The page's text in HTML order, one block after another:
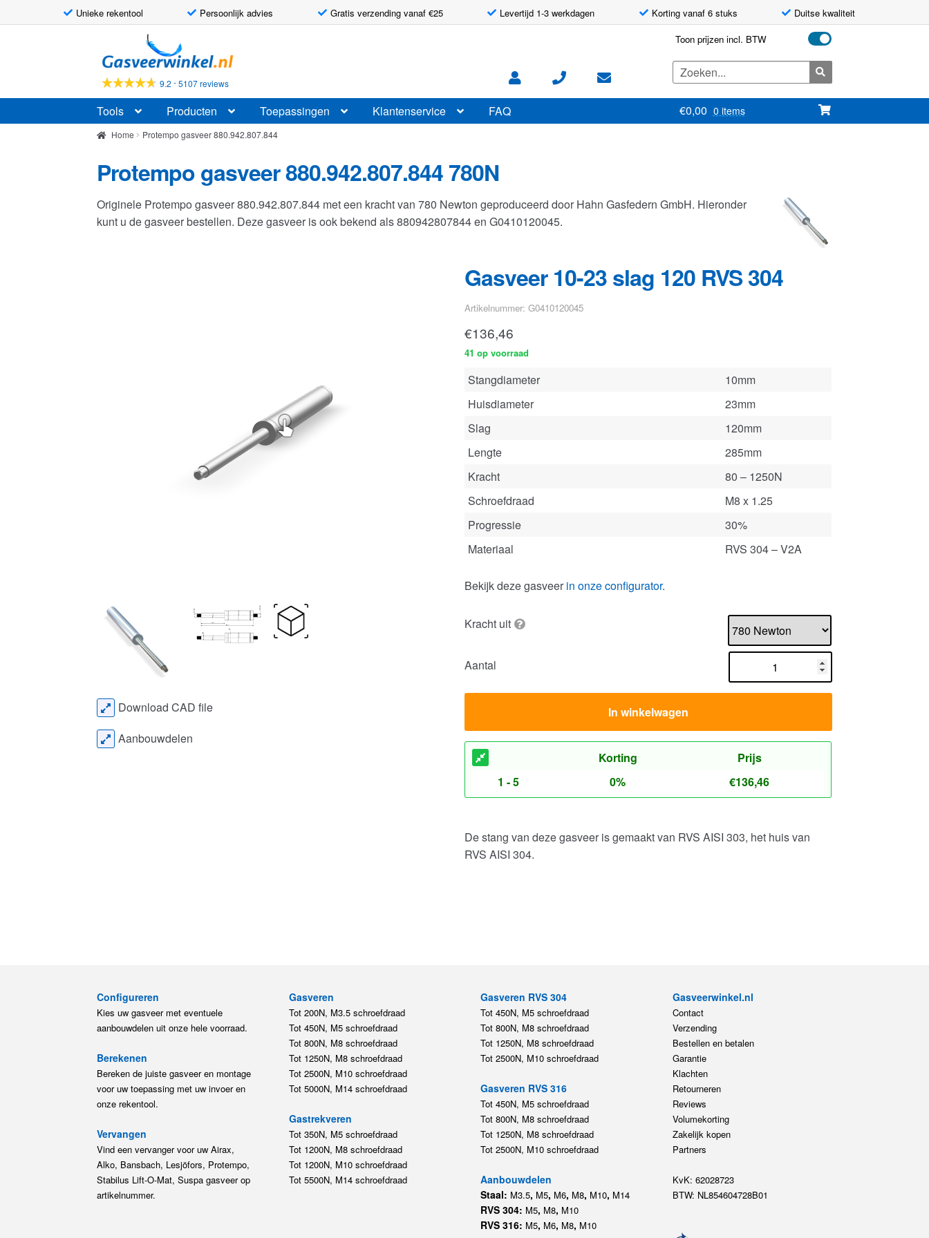
Unieke rekentool Persoonlijk advies Gratis verzending vanaf €25 Levertijd 1-3 werkdagen Korting vanaf 6 stuks Duitse kwaliteit
door
naar
navigatie
naar
de
inhoud
9.2 -5107 reviews
Toon prijzen incl. BTW
Zoeken
naar:
Tools Producten Toepassingen Klantenservice FAQ €0,00 0 items
Home Protempo gasveer 880.942.807.844
Protempo gasveer 880.942.807.844 780N
Originele Protempo gasveer 880.942.807.844 met een kracht van 780 Newton geproduceerd door Hahn Gasfedern GmbH. Hieronder
kunt u de gasveer bestellen. Deze gasveer is ook bekend als 880942807844 en G0410120045.
Gasveer 10-23 slag 120 RVS 304
Artikelnummer: G0410120045
€136,46
41 op voorraad
Stangdiameter
10mm
Huisdiameter
23mm
Slag
120mm
Lengte
285mm
Kracht
80 – 1250N
Schroefdraad
M8 x 1.25
Progressie
30%
Materiaal
RVS 304 – V2A
Bekijk deze gasveer in onze configurator.
Kracht uit
Aantal
In winkelwagen
Korting
Prijs
1 - 5
0% €136,46
De stang van deze gasveer is gemaakt van RVS AISI 303, het huis van
RVS AISI 304.
Download CAD file
Aanbouwdelen
Configureren
Kies uw gasveer met eventuele
aanbouwdelen uit onze hele voorraad.
Berekenen
Bereken de juiste gasveer en montage
voor uw toepassing met uw invoer en
onze rekentool.
Vervangen
Vind een vervanger voor uw Airax,
Alko, Bansbach, Lesjöfors, Protempo,
Stabilus Lift-O-Mat, Suspa gasveer op
artikelnummer.
Gasveren
Tot 200N, M3.5 schroefdraad
Tot 450N, M5 schroefdraad
Tot 800N, M8 schroefdraad
Tot 1250N, M8 schroefdraad
Tot 2500N, M10 schroefdraad
Tot 5000N, M14 schroefdraad
Gastrekveren
Tot 350N, M5 schroefdraad
Tot 1200N, M8 schroefdraad
Tot 1200N, M10 schroefdraad
Tot 5500N, M14 schroefdraad
Gasveren RVS 304
Tot 450N, M5 schroefdraad
Tot 800N, M8 schroefdraad
Tot 1250N, M8 schroefdraad
Tot 2500N, M10 schroefdraad
Gasveren RVS 316
Tot 450N, M5 schroefdraad
Tot 800N, M8 schroefdraad
Tot 1250N, M8 schroefdraad
Tot 2500N, M10 schroefdraad
Aanbouwdelen
Staal: M3.5, M5, M6, M8, M10, M14
RVS 304: M5, M8, M10
RVS 316: M5, M6, M8, M10
Gasveerwinkel.nl
Contact
Verzending
Bestellen en betalen
Garantie
Klachten
Retourneren
Reviews
Volumekorting
Zakelijk kopen
Partners
KvK: 62028723
BTW: NL854604728B01